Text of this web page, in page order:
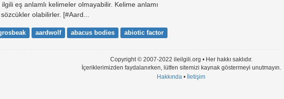
eş anlamlı kelimeler olmayabilir. Kelime anlamı
olabilirler. [#Aard...
aardwolf abacus bodies abiotic factor
Copyright © 2007-2022 ileilgili.org • Her hakkı saklıdır.
İçeriklerimizden faydalanırken, lütfen sitemizi kaynak göstermeyi unutmayın.
Hakkında • İletişim